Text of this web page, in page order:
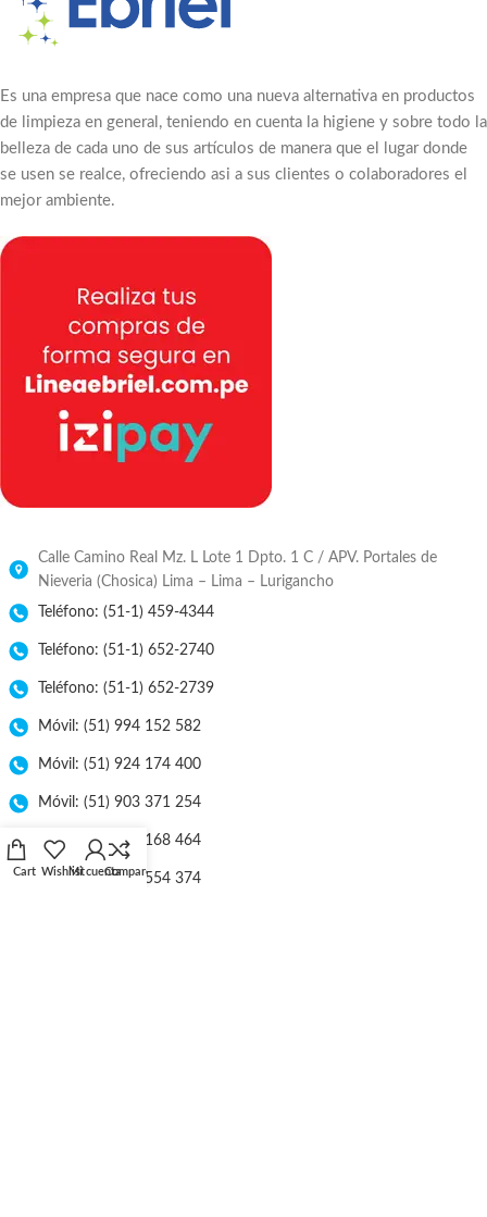
Es una empresa que nace como una nueva alternativa en productos
de limpieza en general, teniendo en cuenta la higiene y sobre todo la
belleza de cada uno de sus artículos de manera que el lugar donde
se usen se realce, ofreciendo asi a sus clientes o colaboradores el
mejor ambiente.
Calle Camino Real Mz. L Lote 1 Dpto. 1 C / APV. Portales de
Nieveria (Chosica) Lima – Lima – Lurigancho
Teléfono: (51-1) 459-4344
Teléfono: (51-1) 652-2740
Teléfono: (51-1) 652-2739
Móvil: (51) 994 152 582
Móvil: (51) 924 174 400
Móvil: (51) 903 371 254
Móvil: (51) 998 168 464
Móvil: (51) 953 554 374
Cart WishlistMi cuentaCompare